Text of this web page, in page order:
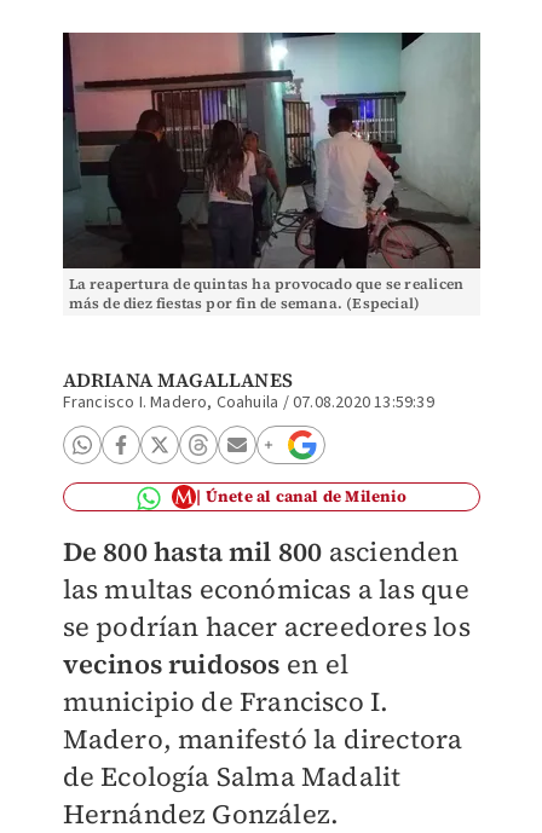
La reapertura de quintas ha provocado que se realicen
más de diez fiestas por fin de semana. (Especial)
ADRIANA MAGALLANES
Francisco I. Madero, Coahuila /07.08.2020 13:59:39
Únete al canal de Milenio
De 800 hasta mil 800 ascienden
las multas económicas a las que
se podrían hacer acreedores los
vecinos ruidosos en el
municipio de Francisco I.
Madero, manifestó la directora
de Ecología Salma Madalit
Hernández González.